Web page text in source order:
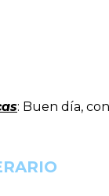
: Buen día,